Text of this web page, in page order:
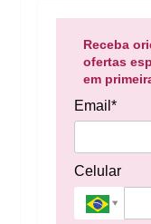
Receba
ofertas
em
Email*
Celular